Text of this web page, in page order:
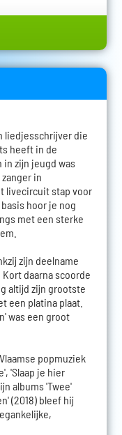
liedjesschrijver die
heeft in de
in zijn jeugd was
in
livecircuit stap voor
hoor je nog
met een sterke
zijn deelname
daarna scoorde
altijd zijn grootste
een platina plaat.
was een groot
popmuziek
'Slaap je hier
albums 'Twee'
(2018) bleef hij